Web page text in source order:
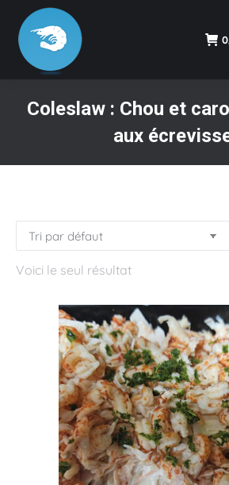
Coleslaw : Chou et
aux
Voici le seul résultat